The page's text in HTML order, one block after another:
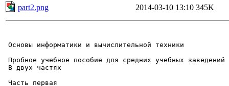
part2.png
2014-03-10 13:10 345K
Основы информатики и вычислительной техники
Пробное учебное пособие для средних учебных заведений
В двух частях
Часть первая